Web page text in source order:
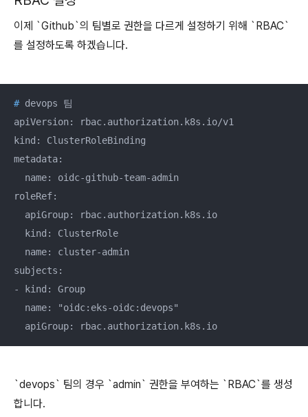
이제 `Github`의 팀별로 권한을 다르게 설정하기 위해 `RBAC`
를 설정하도록 하겠습니다.
# devops 팀
apiVersion: rbac.authorization.k8s.io/v1
kind: ClusterRoleBinding
metadata:
  name: oidc-github-team-admin
roleRef:
  apiGroup: rbac.authorization.k8s.io
  kind: ClusterRole
  name: cluster-admin
subjects:
- kind: Group
  name: "oidc:eks-oidc:devops"
  apiGroup: rbac.authorization.k8s.io
`devops` 팀의 경우 `admin` 권한을 부여하는 `RBAC`를 생성
합니다.